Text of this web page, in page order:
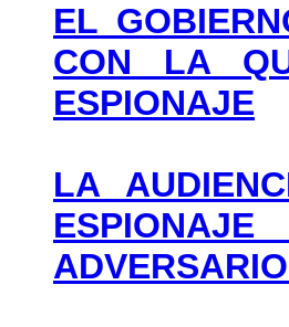
EL
CON LA
ESPIONAJE
LA